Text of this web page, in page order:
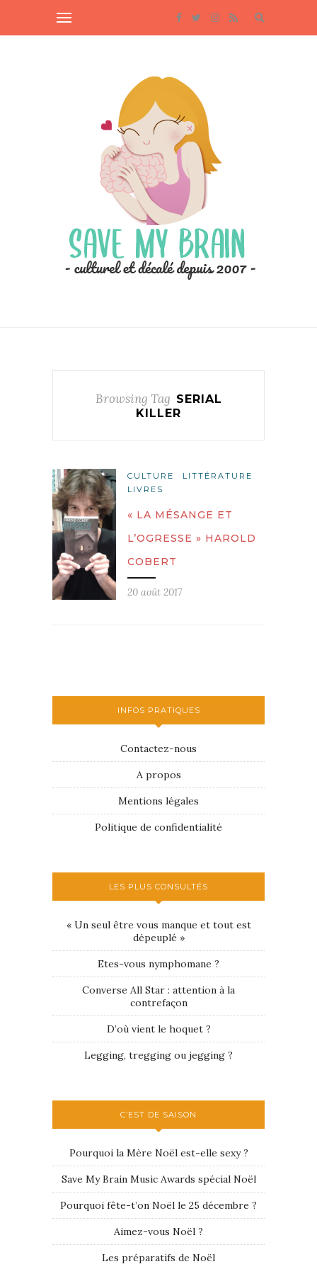
Browsing Tag SERIAL
KILLER
CULTURE
LITTÉRATURE
LIVRES
« LA MÉSANGE ET
L’OGRESSE » HAROLD
COBERT
20 août 2017
INFOS PRATIQUES
Contactez-nous
A propos
Mentions légales
Politique de confidentialité
LES PLUS CONSULTÉS
« Un seul être vous manque et tout est
dépeuplé »
Etes-vous nymphomane ?
Converse All Star : attention à la
contrefaçon
D’où vient le hoquet ?
Legging, tregging ou jegging ?
C’EST DE SAISON
Pourquoi la Mère Noël est-elle sexy ?
Save My Brain Music Awards spécial Noël
Pourquoi fête-t’on Noël le 25 décembre ?
Aimez-vous Noël ?
Les préparatifs de Noël